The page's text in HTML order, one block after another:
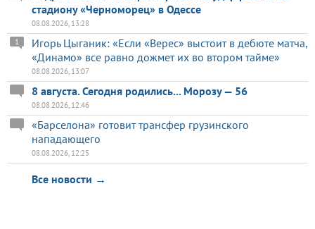
стадиону «Черноморец» в Одессе
08.08.2026, 13:28
Игорь Цыганик: «Если «Верес» выстоит в дебюте матча,
«Динамо» все равно дожмет их во втором тайме»
1
08.08.2026, 13:07
8 августа. Сегодня родились... Морозу — 56
08.08.2026, 12:46
«Барселона» готовит трансфер грузинского
нападающего
08.08.2026, 12:25
Все новости →